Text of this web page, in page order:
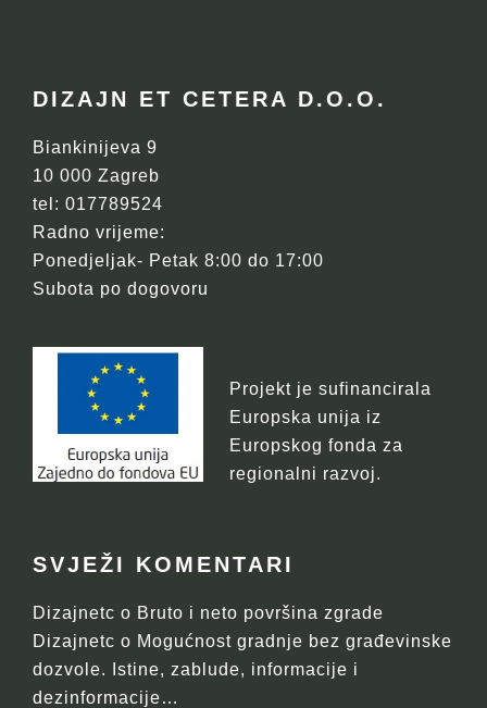
FOOTER
DIZAJN ET CETERA D.O.O.
Biankinijeva 9
10 000 Zagreb
tel: 017789524
Radno vrijeme:
Ponedjeljak- Petak 8:00 do 17:00
Subota po dogovoru
Projekt je sufinancirala
Europska unija iz
Europskog fonda za
regionalni razvoj.
SVJEŽI KOMENTARI
Dizajnetc o Bruto i neto površina zgrade
Dizajnetc o Mogućnost gradnje bez građevinske
dozvole. Istine, zablude, informacije i
dezinformacije…